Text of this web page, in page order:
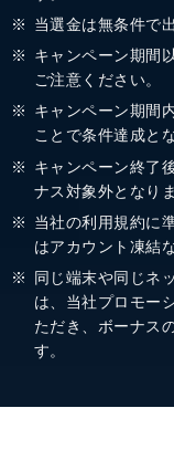
当選金は無条件で
キャンペーン期間
ご注意ください。
キャンペーン期間
ことで条件達成と
キャンペーン終了
ナス対象外となり
当社の利用規約に
はアカウント凍結
同じ端末や同じネ
は、当社プロモー
ただき、ボーナス
す。